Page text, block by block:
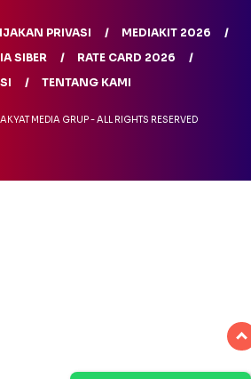
PRIVASI
MEDIAKIT 2026
SIBER
RATE CARD 2026
TENTANG KAMI
MEDIA GRUP - ALL RIGHTS RESERVED